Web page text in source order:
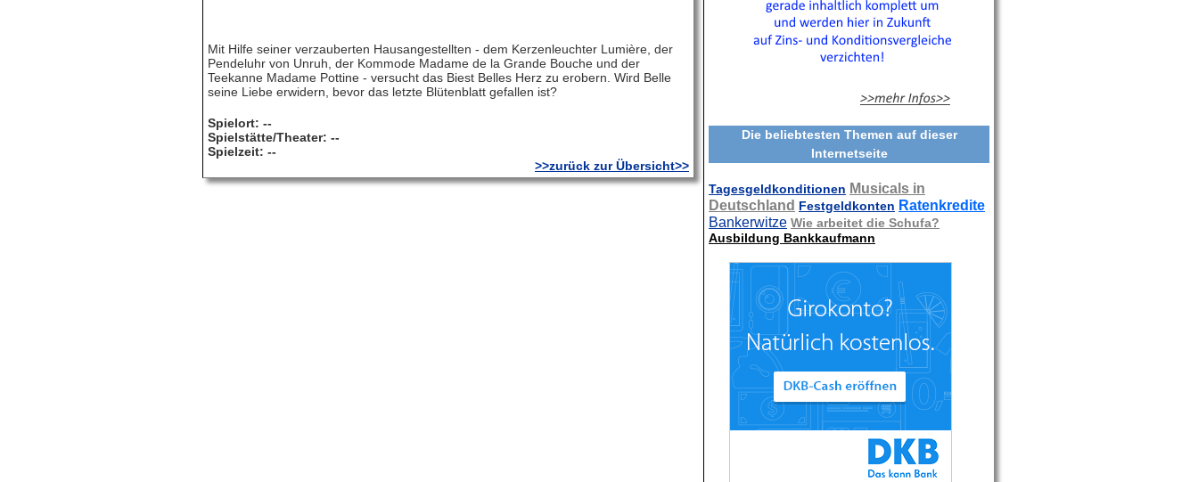
Mit Hilfe seiner verzauberten Hausangestellten - dem Kerzenleuchter Lumière, der
Pendeluhr von Unruh, der Kommode Madame de la Grande Bouche und der
Teekanne Madame Pottine - versucht das Biest Belles Herz zu erobern. Wird Belle
seine Liebe erwidern, bevor das letzte Blütenblatt gefallen ist?
Spielort: --
Spielstätte/Theater: --
Spielzeit: --
>>zurück zur Übersicht>>
Die beliebtesten Themen auf dieser
Internetseite
Tagesgeldkonditionen Musicals in
Deutschland Festgeldkonten Ratenkredite
Bankerwitze Wie arbeitet die Schufa?
Ausbildung Bankkaufmann